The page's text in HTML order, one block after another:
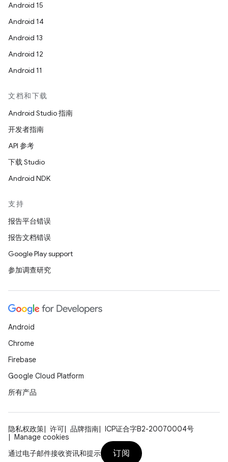
Android 15
Android 14
Android 13
Android 12
Android 11
文档和下载
Android Studio 指南
开发者指南
API 参考
下载 Studio
Android NDK
支持
报告平台错误
报告文档错误
Google Play support
参加调查研究
Android
Chrome
Firebase
Google Cloud Platform
所有产品
隐私权政策 许可 品牌指南
ICP证合字B2-20070004号
Manage cookies
通过电子邮件接收资讯和提示
订阅